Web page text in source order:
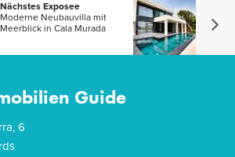
Nächstes Exposee
Moderne Neubauvilla mit
Meerblick in Cala Murada
Guide
6